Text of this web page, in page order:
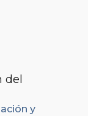
del
y